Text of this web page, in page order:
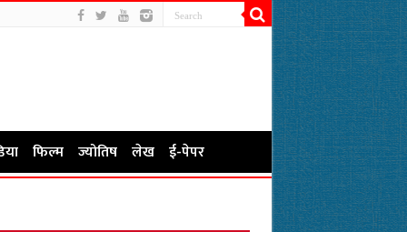
फिल्म ज्योतिष लेख ई-पेपर